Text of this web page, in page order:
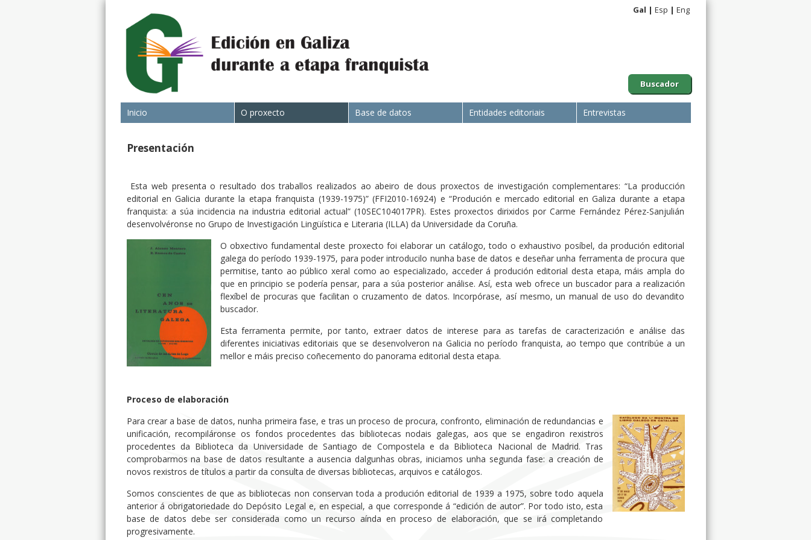
Buscador
Gal Esp Eng
Inicio O proxecto Base de datos Entidades editoriais Entrevistas
Presentación
Esta web presenta o resultado dos traballos realizados ao abeiro de dous proxectos de investigación complementares: “La producción
editorial en Galicia durante la etapa franquista (1939-1975)” (FFI2010-16924) e “Produción e mercado editorial en Galiza durante a etapa
franquista: a súa incidencia na industria editorial actual” (10SEC104017PR). Estes proxectos dirixidos por Carme Fernández Pérez-Sanjulián
desenvolvéronse no Grupo de Investigación Lingüística e Literaria (ILLA) da Universidade da Coruña.
O obxectivo fundamental deste proxecto foi elaborar un catálogo, todo o exhaustivo posíbel, da produción editorial
galega do período 1939-1975, para poder introducilo nunha base de datos e deseñar unha ferramenta de procura que
permitise, tanto ao público xeral como ao especializado, acceder á produción editorial desta etapa, máis ampla do
que en principio se podería pensar, para a súa posterior análise. Así, esta web ofrece un buscador para a realización
flexíbel de procuras que facilitan o cruzamento de datos. Incorpórase, así mesmo, un manual de uso do devandito
buscador.
Esta ferramenta permite, por tanto, extraer datos de interese para as tarefas de caracterización e análise das
diferentes iniciativas editoriais que se desenvolveron na Galicia no período franquista, ao tempo que contribúe a un
mellor e máis preciso coñecemento do panorama editorial desta etapa.
Proceso de elaboración
Para crear a base de datos, nunha primeira fase, e tras un proceso de procura, confronto, eliminación de redundancias e
unificación, recompiláronse os fondos procedentes das bibliotecas nodais galegas, aos que se engadiron rexistros
procedentes da Biblioteca da Universidade de Santiago de Compostela e da Biblioteca Nacional de Madrid. Tras
comprobarmos na base de datos resultante a ausencia dalgunhas obras, iniciamos unha segunda fase: a creación de
novos rexistros de títulos a partir da consulta de diversas bibliotecas, arquivos e catálogos.
Somos conscientes de que as bibliotecas non conservan toda a produción editorial de 1939 a 1975, sobre todo aquela
anterior á obrigatoriedade do Depósito Legal e, en especial, a que corresponde á “edición de autor”. Por todo isto, esta
base de datos debe ser considerada como un recurso aínda en proceso de elaboración, que se irá completando
progresivamente.